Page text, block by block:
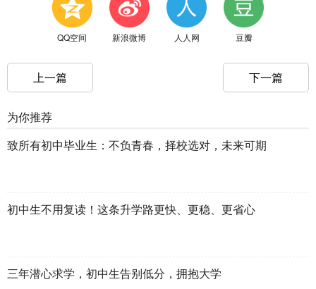
QQ空间 新浪微博 人人网 豆瓣
上一篇 下一篇
为你推荐
致所有初中毕业生：不负青春，择校选对，未来可期
初中生不用复读！这条升学路更快、更稳、更省心
三年潜心求学，初中生告别低分，拥抱大学